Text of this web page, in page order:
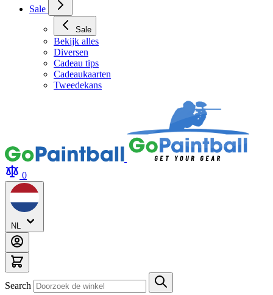
Sale
Sale
Bekijk alles
Diversen
Cadeau tips
Cadeaukaarten
Tweedekans
0
NL
Search